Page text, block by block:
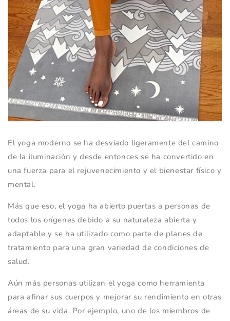
El yoga moderno se ha desviado ligeramente del camino
de la iluminación y desde entonces se ha convertido en
una fuerza para el rejuvenecimiento y el bienestar físico y
mental.
Más que eso, el yoga ha abierto puertas a personas de
todos los orígenes debido a su naturaleza abierta y
adaptable y se ha utilizado como parte de planes de
tratamiento para una gran variedad de condiciones de
salud.
Aún más personas utilizan el yoga como herramienta
para afinar sus cuerpos y mejorar su rendimiento en otras
áreas de su vida. Por ejemplo, uno de los miembros de